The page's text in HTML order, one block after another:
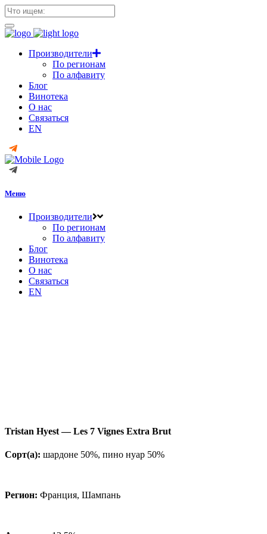
Производители
По регионам
По алфавиту
Блог
Винотека
О нас
Связаться
EN
Меню
Производители
По регионам
По алфавиту
Блог
Винотека
О нас
Связаться
EN
Tristan Hyest — Les 7 Vignes Extra Brut
Сорт(а): шардоне 50%, пино нуар 50%
Регион: Франция, Шампань